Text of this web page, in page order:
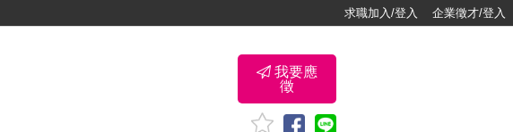
求職加入/登入 企業徵才/登入
我要應
徵